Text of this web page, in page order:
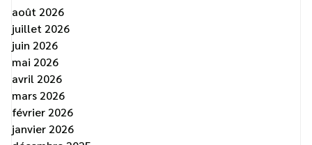
août 2026
juillet 2026
juin 2026
mai 2026
avril 2026
mars 2026
février 2026
janvier 2026